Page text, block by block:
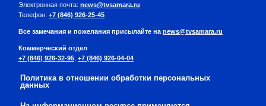
Электронная почта: news@tvsamara.ru
Телефон: +7 (846) 926-25-45
Все замечания и пожелания присылайте на news@tvsamara.ru
Коммерческий отдел
+7 (846) 926-32-95 +7 (846) 926-04-04
Политика в отношении обработки персональных
данных